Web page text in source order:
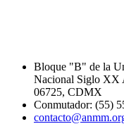
Bloque "B" de la
Nacional Siglo XX
06725, CDMX
Conmutador: (55)